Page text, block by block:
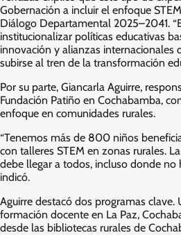
Gobernación a incluir el enfoque
Diálogo Departamental 2025–2041.
institucionalizar políticas educativas
innovación y alianzas internacionales
subirse al tren de la transformación
Por su parte, Giancarla Aguirre,
Fundación Patiño en Cochabamba,
enfoque en comunidades rurales.
“Tenemos más de 800 niños
con talleres STEM en zonas rurales.
debe llegar a todos, incluso donde no
indicó.
Aguirre destacó dos programas clave.
formación docente en La Paz,
desde las bibliotecas rurales de